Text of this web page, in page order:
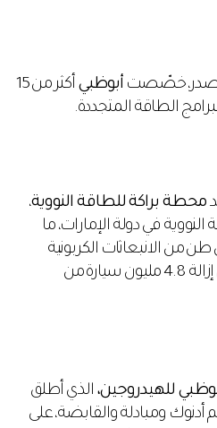
مصدر، خصّصت أبوظبي
أكثر من 15
الطاقة المتجددة.
محطة براكة للطاقة النووية،
في دولة الإمارات، ما
مليون طن من الانبعاثات الكربونية
سنوياً والتي تعادل إزالة 4.8 مليون سيارة من
للهيدروجين، الذي أطلق
ويضم أدنوك ومبادلة والقابضة، على